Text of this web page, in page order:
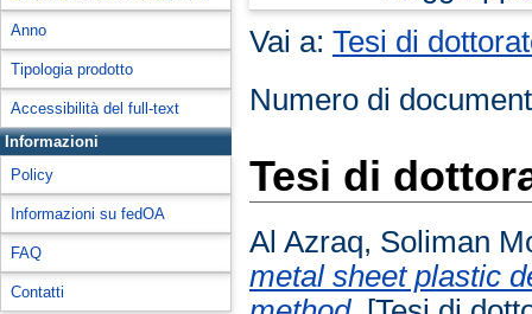
Anno
Tipologia prodotto
Accessibilità del full-text
Informazioni
Policy
Informazioni su fedOA
FAQ
Contatti
Vai a:Tesi di
Numero di
Tesi di
Al Azraq, Soliman
metal sheet plastic